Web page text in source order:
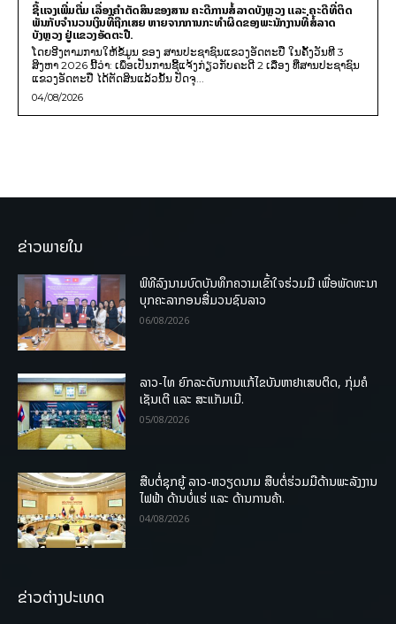
ຊີ້ແຈງເພີ່ມຕື່ມ ເລື່ອງຄໍາຕັດສິນຂອງສານ ຄະດີການສໍ້ລາດບັງຫຼວງ ແລະ ຄະດີທີ່ຕິດ
ພັນກັບຈຳນວນເງິນທີ່ຖືກເສຍ ຫາຍຈາກການກະທຳຜິດຂອງພະນັກງານທີ່ສໍ້ລາດ
ບັງຫຼວງ ຢູ່ແຂວງອັດຕະປື.
ໂດຍອີງຕາມການໃຫ້ຂໍ້ມູນ​ ຂອງ ສານປະຊາຊົນແຂວງອັດຕະປື ໃນຄັ້ງວັນທີ 3
ສິງຫາ 2026 ນີ້ວ່າ: ເພຶ່ອເປັນການຊີ້ແຈ້ງກ່ຽວກັບຄະດີ 2 ເລື່ອງ ທີ່ສານປະຊາຊົນ
ແຂວງອັດຕະປື ໄດ້ຕັດສິນແລ້ວນັ້ນ ປັດຈຸ...
04/08/2026
ຂ່າວພາຍໃນ
ພິທີລົງນາມບົດບັນທຶກຄວາມເຂົ້າໃຈຮ່ວມມື ເພື່ອພັດທະນາ
ບຸກຄະລາກອນສື່ມວນຊົນລາວ
06/08/2026
ລາວ-ໄທ ຍົກລະດັບການແກ້ໄຂບັນຫາຢາເສບຕິດ, ກຸ່ມຄໍ
ເຊັນເຕີ ແລະ ສະແກັມເມີ.
05/08/2026
ສືບຕໍ່ຊຸກຍູ້ ລາວ-ຫວຽດນາມ ສືບຕໍ່ຮ່ວມມືດ້ານພະລັງງານ
ໄຟຟ້າ ດ້ານບໍ່ແຮ່ ແລະ ດ້ານການຄ້າ.
04/08/2026
ຂ່າວຕ່າງປະເທດ